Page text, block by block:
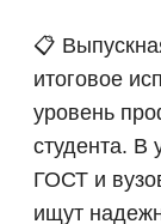
📋
итоговое
уровень
студента. В
ГОСТ и
ищут